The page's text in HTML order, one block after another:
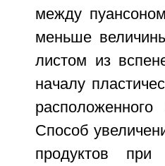
между
меньше
листом из
началу
Способ
продуктов